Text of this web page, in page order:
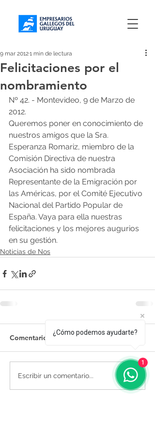
Felicitaciones por el
nombramiento
9 mar 20121 min de lectura
Nº 42. - Montevideo, 9 de Marzo de
2012.
Queremos poner en conocimiento de
nuestros amigos que la Sra.
Esperanza Romariz, miembro de la
Comisión Directiva de nuestra
Asociación ha sido nombrada
Representante de la Emigración por
las Américas, por el Comité Ejecutivo
Nacional del Partido Popular de
España. Vaya para ella nuestras
felicitaciones y los mejores augurios
en su gestión.
Noticias de Nos
Comentarios
Escribir un comentario...
¿Cómo podemos ayudarte?
1